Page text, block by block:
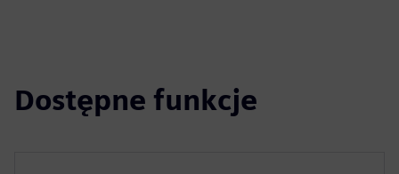
Dostępne funkcje